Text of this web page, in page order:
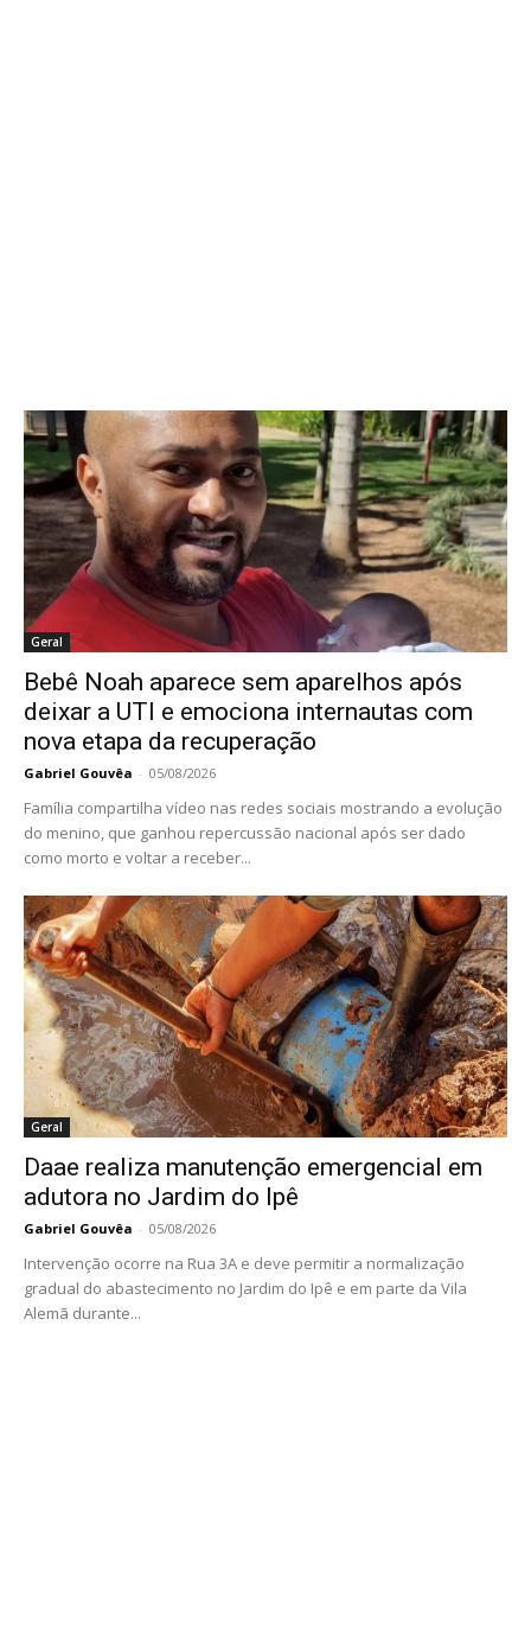
Geral
Bebê Noah aparece sem aparelhos após
deixar a UTI e emociona internautas com
nova etapa da recuperação
Gabriel Gouvêa - 05/08/2026
Família compartilha vídeo nas redes sociais mostrando a evolução
do menino, que ganhou repercussão nacional após ser dado
como morto e voltar a receber...
Geral
Daae realiza manutenção emergencial em
adutora no Jardim do Ipê
Gabriel Gouvêa - 05/08/2026
Intervenção ocorre na Rua 3A e deve permitir a normalização
gradual do abastecimento no Jardim do Ipê e em parte da Vila
Alemã durante...